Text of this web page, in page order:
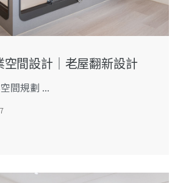
空間設計｜老屋翻新設計
間規劃 ...